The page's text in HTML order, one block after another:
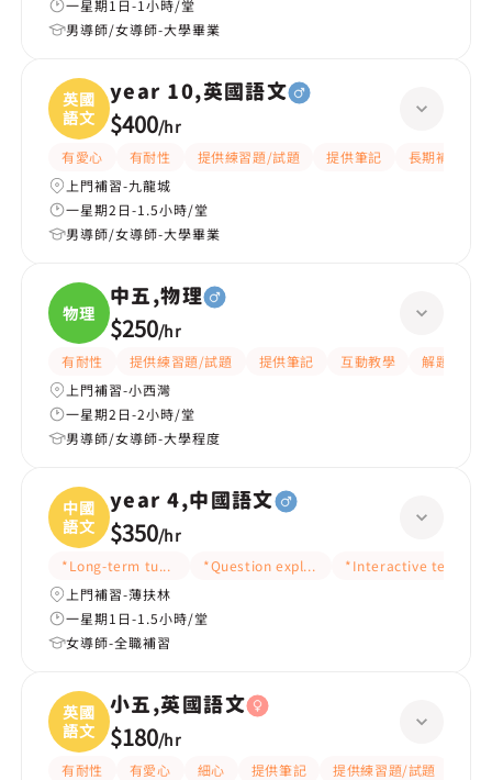
一星期1日-1小時/堂
男導師/女導師-大學畢業
英國
語文
year 10,英國語文
$400/hr
有愛心 有耐性 提供練習題/試題 提供筆記
長期補習
上門補習-九龍城
一星期2日-1.5小時/堂
男導師/女導師-大學畢業
物理
中五,物理
$250/hr
有耐性 提供練習題/試題 提供筆記 互動教學
解題思路
上門補習-小西灣
一星期2日-2小時/堂
男導師/女導師-大學程度
中國
語文
year 4,中國語文
$350/hr
*Long-term tutoring *Question explanation*Interactive teaching
上門補習-薄扶林
一星期1日-1.5小時/堂
女導師-全職補習
英國
語文
小五,英國語文
$180/hr
有耐性 有愛心 細心 提供筆記 提供練習題/試題